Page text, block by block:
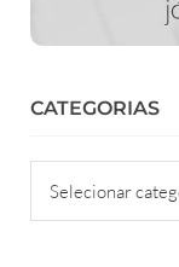
CATEGORIAS